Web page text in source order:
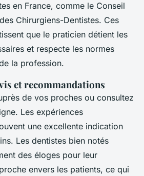
en France, comme le Conseil
Chirurgiens-Dentistes. Ces
que le praticien détient les
et respecte les normes
la profession.
et recommandations
de vos proches ou consultez
Les expériences
une excellente indication
Les dentistes bien notés
des éloges pour leur
envers les patients, ce qui